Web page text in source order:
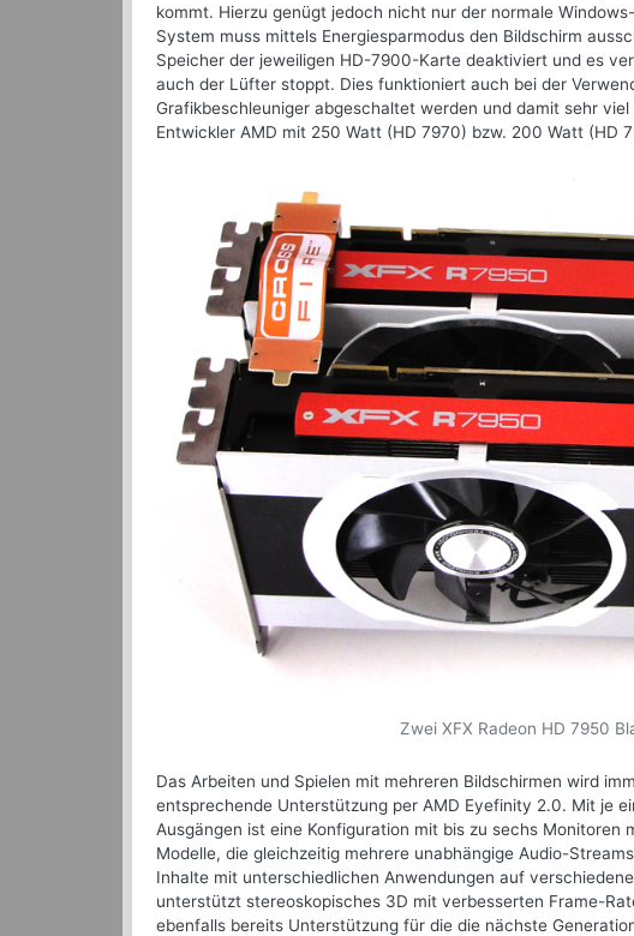
kommt. Hierzu genügt jedoch nicht nur der normale
System muss mittels Energiesparmodus den Bildschirm
Speicher der jeweiligen HD-7900-Karte deaktiviert und es
auch der Lüfter stoppt. Dies funktioniert auch bei der
Grafikbeschleuniger abgeschaltet werden und damit sehr
Entwickler AMD mit 250 Watt (HD 7970) bzw. 200 Watt (HD
Zwei XFX Radeon HD 7950
Das Arbeiten und Spielen mit mehreren Bildschirmen wird
entsprechende Unterstützung per AMD Eyefinity 2.0. Mit je
Ausgängen ist eine Konfiguration mit bis zu sechs
Modelle, die gleichzeitig mehrere unabhängige Audio-
Inhalte mit unterschiedlichen Anwendungen auf
unterstützt stereoskopisches 3D mit verbesserten Frame-
ebenfalls bereits Unterstützung für die die nächste